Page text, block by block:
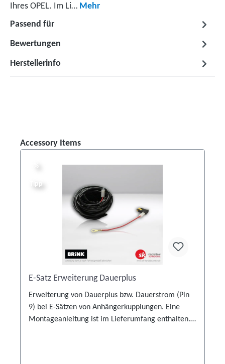
Ihres OPEL. Im Li… Mehr
Passend für
Bewertungen
Herstellerinfo
Produktgalerie überspringen
Accessory Items
Tipp
E-Satz Erweiterung Dauerplus
Erweiterung von Dauerplus bzw. Dauerstrom (Pin
9) bei E-Sätzen von Anhängerkupplungen. Eine
Montageanleitung ist im Lieferumfang enthalten.